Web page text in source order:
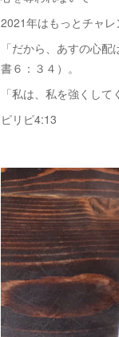
2021年はもっとチャレ
「だから、あすの心
書６：３４）。
「私は、私を強くし
ピリピ4:13